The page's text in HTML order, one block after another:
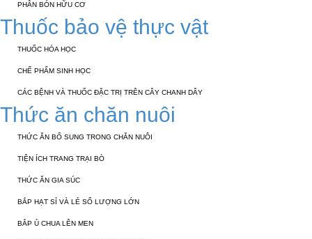
PHÂN BÓN HỮU CƠ
Thuốc bảo vệ thực vật
THUỐC HÓA HỌC
CHẾ PHẨM SINH HỌC
CÁC BỆNH VÀ THUỐC ĐẶC TRỊ TRÊN CÂY CHANH DÂY
Thức ăn chăn nuôi
THỨC ĂN BỔ SUNG TRONG CHĂN NUÔI
TIỆN ÍCH TRANG TRẠI BÒ
THỨC ĂN GIA SÚC
BẮP HẠT SỈ VÀ LẺ SỐ LƯỢNG LỚN
BẮP Ủ CHUA LÊN MEN